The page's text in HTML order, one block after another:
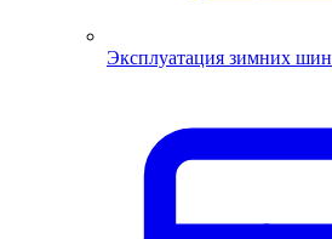
Эксплуатация зимних шин